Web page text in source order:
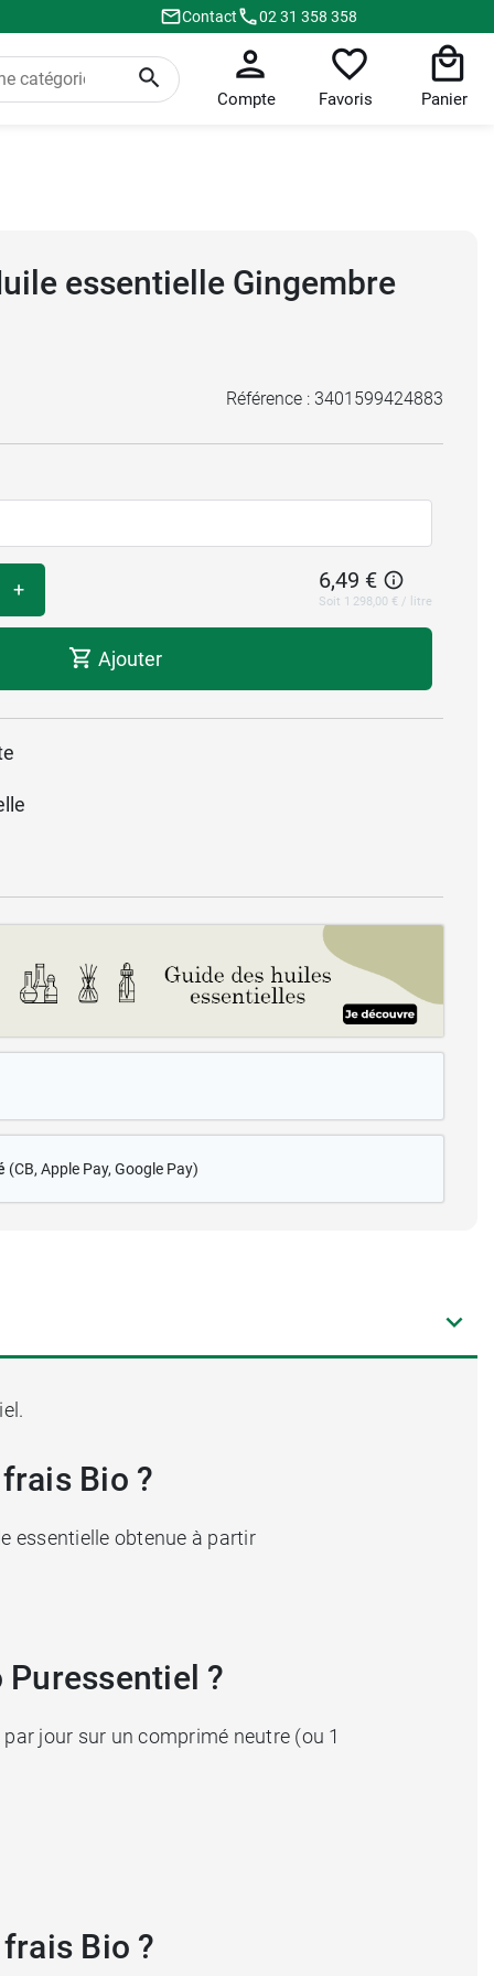
Contact 02 31 358 358
Compte Favoris Panier
essentielle Gingembre
Référence : 3401599424883
+ 6,49 €
Soit 1 298,00 € / litre
Ajouter
(CB, Apple Pay, Google Pay)
Bio ?
essentielle obtenue à partir
?
jour sur un comprimé neutre (ou 1
Bio ?